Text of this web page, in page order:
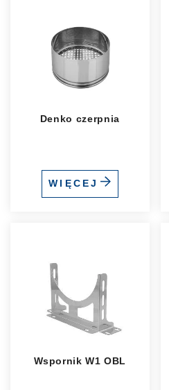
Denko czerpnia
WIĘCEJ
Wspornik W1 OBL